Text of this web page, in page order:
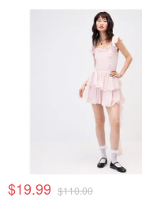
$19.99 $110.00